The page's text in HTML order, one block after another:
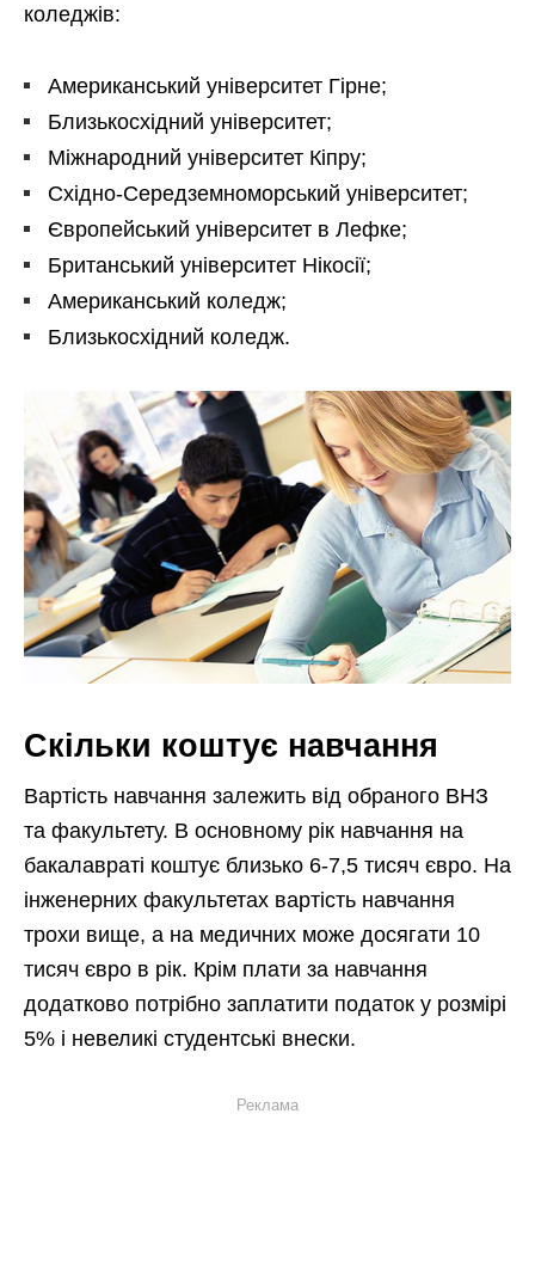
коледжів:
Американський університет Гірне;
Близькосхідний університет;
Міжнародний університет Кіпру;
Східно-Середземноморський університет;
Європейський університет в Лефке;
Британський університет Нікосії;
Американський коледж;
Близькосхідний коледж.
Скільки коштує навчання
Вартість навчання залежить від обраного ВНЗ
та факультету. В основному рік навчання на
бакалавраті коштує близько 6-7,5 тисяч євро. На
інженерних факультетах вартість навчання
трохи вище, а на медичних може досягати 10
тисяч євро в рік. Крім плати за навчання
додатково потрібно заплатити податок у розмірі
5% і невеликі студентські внески.
Реклама